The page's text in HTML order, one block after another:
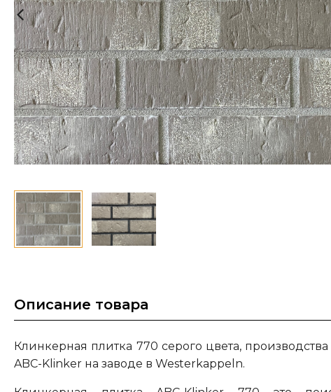
Описание товара
Клинкерная плитка 770 серого цвета,
ABC-Klinker на заводе в Westerkappeln.